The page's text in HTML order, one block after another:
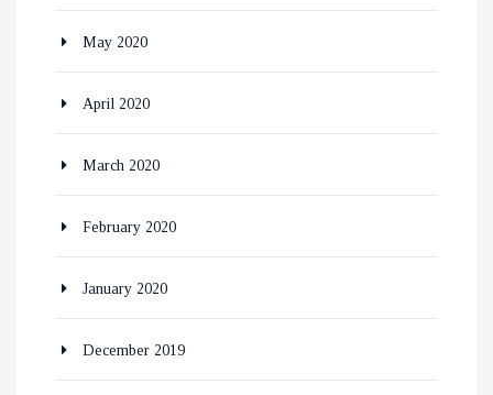
May 2020
April 2020
March 2020
February 2020
January 2020
December 2019